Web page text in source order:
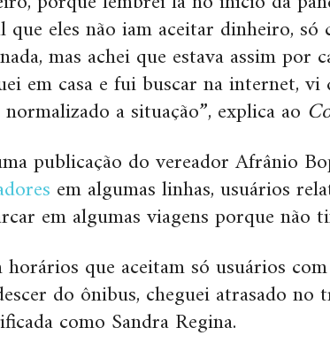
que eles não iam aceitar dinheiro,
mas achei que estava assim por
em casa e fui buscar na internet, vi
a situação”, explica ao
publicação do vereador Afrânio
em algumas linhas, usuários
em algumas viagens porque não
horários que aceitam só usuários
do ônibus, cheguei atrasado no
como Sandra Regina.